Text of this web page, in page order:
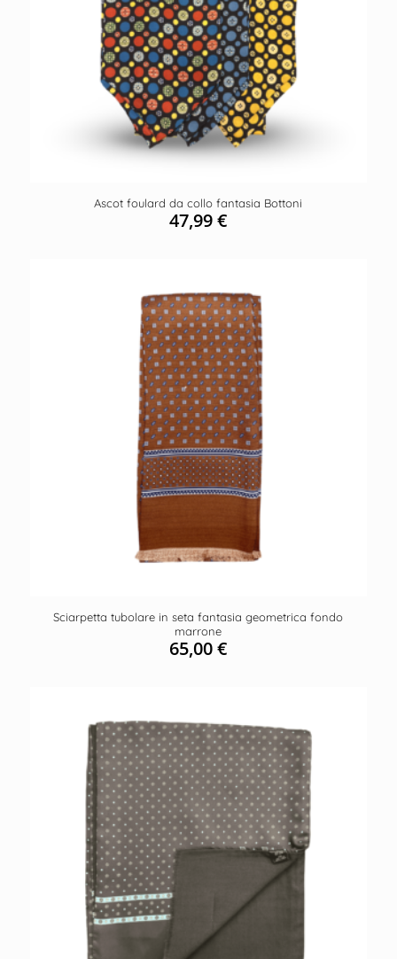
Ascot foulard da collo fantasia Bottoni
47,99€
Sciarpetta tubolare in seta fantasia geometrica fondo
marrone
65,00€